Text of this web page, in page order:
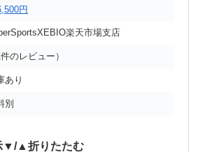
円
楽天市場支店
件のレビュー）
あり
別
▼/▲折りたたむ